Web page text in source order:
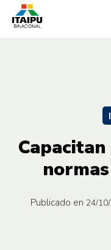
Publicado en 24/